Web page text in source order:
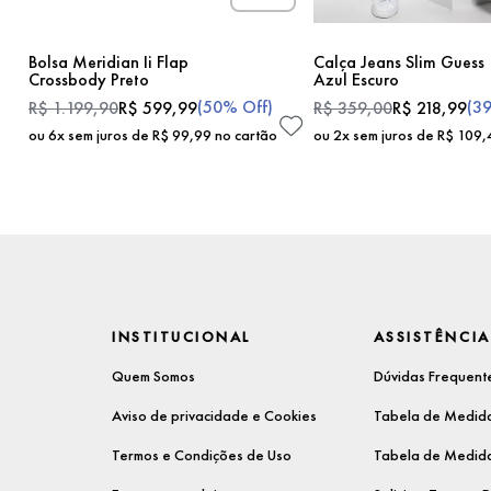
Bolsa Meridian Ii Flap
Crossbody Preto
R$1.199,90R$ 599,99(50% Off)
ou6x sem juros de R$ 99,99 no cartão
Calça Jeans Slim Guess
Azul Escuro
R$359,00R$ 218,99(
ou2x sem juros de R$ 109,
INSTITUCIONAL
Quem Somos
Aviso de privacidade e Cookies
Termos e Condições de Uso
ASSISTÊNCIA
Dúvidas
Tabela de
Tabela de